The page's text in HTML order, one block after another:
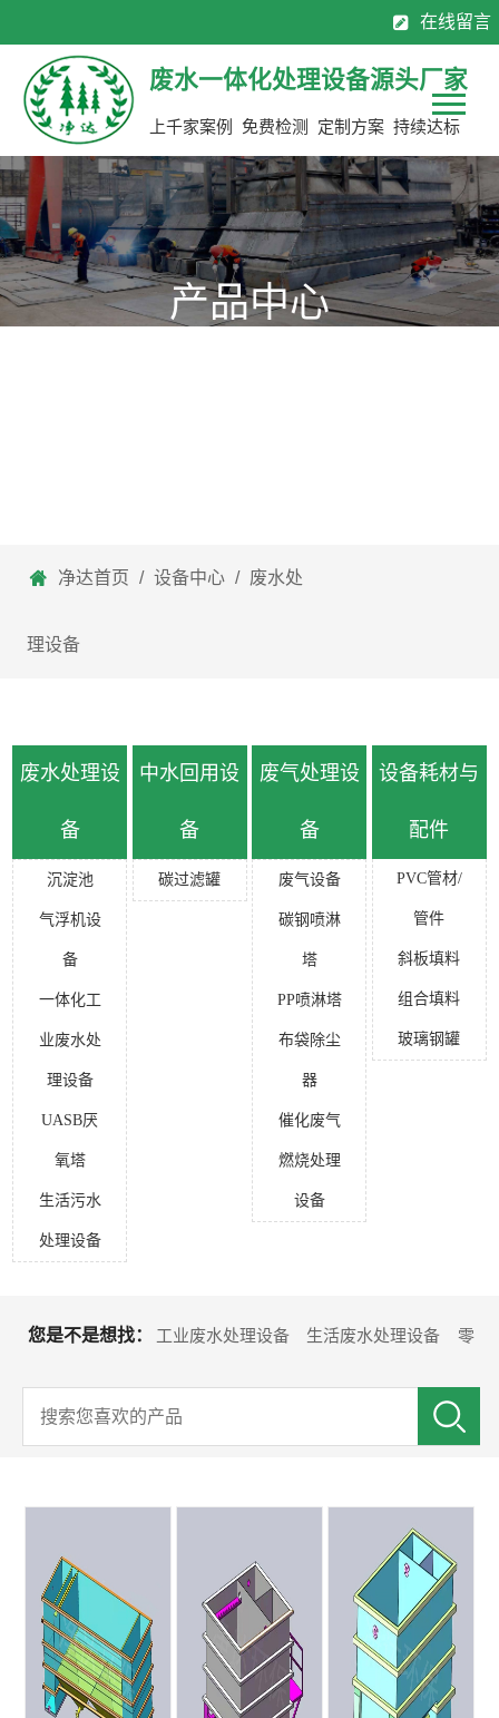
产品中心
废水一体化处理设备源头厂家
上千家案例 免费检测 定制方案 持续达标
在线留言
全国服务热线： 130-7137 0883 0769-8113 2565
净达首页 / 设备中心 / 废水处
理设备
废水处理设
备
沉淀池
气浮机设
备
一体化工
业废水处
理设备
UASB厌
氧塔
生活污水
处理设备
中水回用设
备
碳过滤罐
废气处理设
备
废气设备
碳钢喷淋
塔
PP喷淋塔
布袋除尘
器
催化废气
燃烧处理
设备
设备耗材与
配件
PVC管材/
管件
斜板填料
组合填料
玻璃钢罐
您是不是想找： 工业废水处理设备 生活废水处理设备 零
排放回用设备